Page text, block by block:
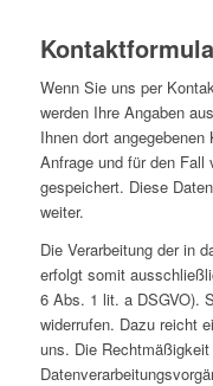
Wenn Sie uns per
werden Ihre Angaben
Ihnen dort
Anfrage und für den
gespeichert. Diese
weiter.
Die Verarbeitung der in
erfolgt somit
6 Abs. 1 lit. a DSGVO).
widerrufen. Dazu reicht
uns. Die